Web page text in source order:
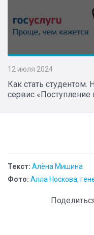
12 июля 2024
Как стать студентом.
сервис «Поступление
Текст: Алёна Мишина
Фото: Алла Носкова,